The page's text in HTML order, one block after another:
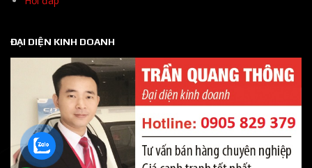
ĐẠI DIỆN KINH DOANH